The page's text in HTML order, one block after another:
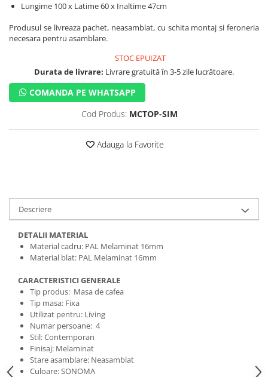
Lungime 100 x Latime 60 x Inaltime 47cm
Produsul se livreaza pachet, neasamblat, cu schita montaj si feroneria
necesara pentru asamblare.
STOC EPUIZAT
Durata de livrare: Livrare gratuită în 3-5 zile lucrătoare.
COMANDA PE WHATSAPP
Cod Produs: MCTOP-SIM
Adauga la Favorite
Descriere
DETALII MATERIAL
Material cadru: PAL Melaminat 16mm
Material blat: PAL Melaminat 16mm
CARACTERISTICI GENERALE
Tip produs: Masa de cafea
Tip masa: Fixa
Utilizat pentru: Living
Numar persoane: 4
Stil: Contemporan
Finisaj: Melaminat
Stare asamblare: Neasamblat
Culoare: SONOMA